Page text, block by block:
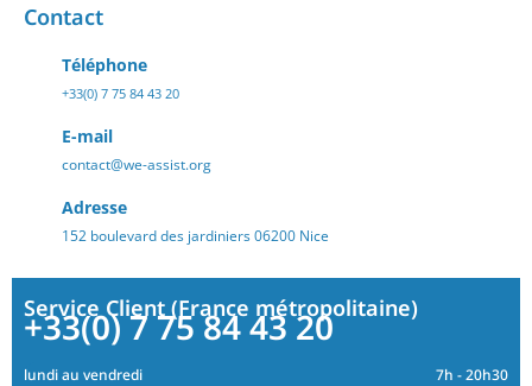
Contact
Téléphone
+33(0) 7 75 84 43 20
E-mail
contact@we-assist.org
Adresse
152 boulevard des jardiniers 06200 Nice
Service Client (France métropolitaine)
+33(0) 7 75 84 43 20
lundi au vendredi
7h - 20h30